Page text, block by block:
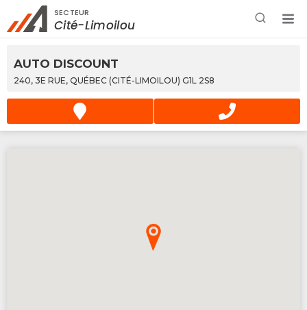
Rechercher à proximité - Entreprise / Rabais /
Services
SECTEUR
Cité-Limoilou
AUTO DISCOUNT
240, 3E RUE, QUÉBEC (CITÉ-LIMOILOU) G1L 2S8